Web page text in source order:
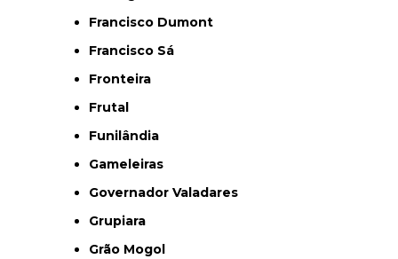
Francisco Dumont
Francisco Sá
Fronteira
Frutal
Funilândia
Gameleiras
Governador Valadares
Grupiara
Grão Mogol